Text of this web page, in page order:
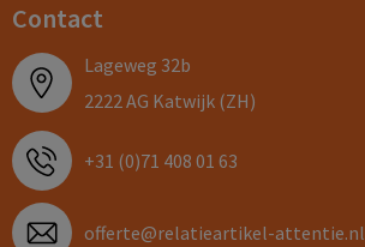
Contact
Lageweg 32b
2222 AG Katwijk (ZH)
+31 (0)71 408 01 63
offerte@relatieartikel-attentie.nl